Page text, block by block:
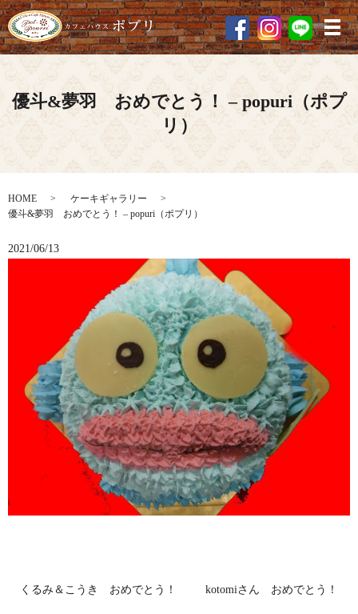
メ
優斗&夢羽 おめでとう！ – popuri（ポプ
リ）
HOME
ケーキギャラリー
優斗&夢羽 おめでとう！ – popuri（ポプリ）
2021/06/13
くるみ＆こうき おめでとう！ kotomiさん おめでとう！